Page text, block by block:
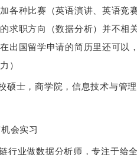
各种比赛（英语演讲、英语竞
求职方向（数据分析）并不相
出国留学申请的简历里还可以
）
硕士，商学院，信息技术与
会实习
行业做数据分析师，专注于给